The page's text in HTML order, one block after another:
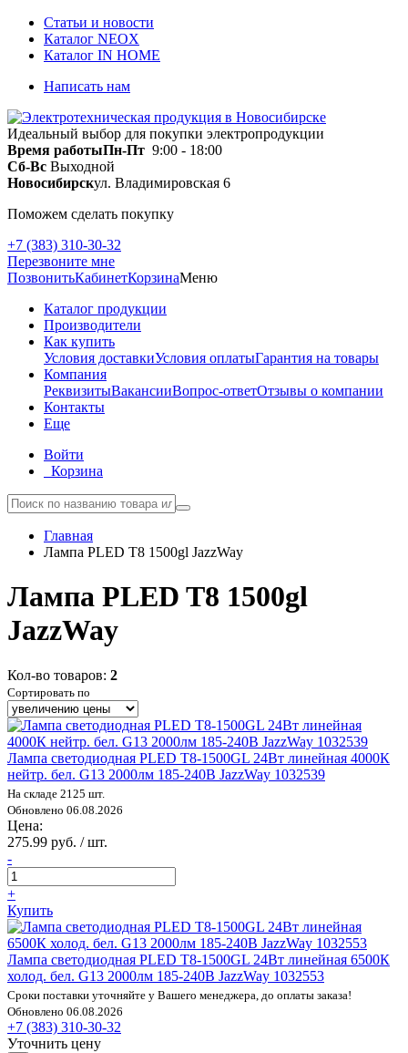
Статьи и новости
Каталог NEOX
Каталог IN HOME
Написать нам
Идеальный выбор для покупки электропродукции
Время работыПн-Пт 9:00 - 18:00
Сб-Вс Выходной
Новосибирскул. Владимировская 6
Поможем сделать покупку
+7 (383) 310-30-32
Перезвоните мне
ПозвонитьКабинетКорзинаМеню
Каталог продукции
Производители
Как купить
Условия доставкиУсловия оплатыГарантия на товары
Компания
РеквизитыВакансииВопрос-ответОтзывы о компании
Контакты
Еще
Войти
Корзина
Главная
Лампа PLED T8 1500gl JazzWay
Лампа PLED T8 1500gl
JazzWay
Кол-во товаров: 2
Сортировать по
Лампа светодиодная PLED T8-1500GL 24Вт линейная 4000К
нейтр. бел. G13 2000лм 185-240В JazzWay 1032539
На складе 2125 шт.
Обновлено 06.08.2026
Цена:
275.99 руб. / шт.
-
+
Купить
Лампа светодиодная PLED T8-1500GL 24Вт линейная 6500К
холод. бел. G13 2000лм 185-240В JazzWay 1032553
Сроки поставки уточняйте у Вашего менеджера, до оплаты заказа!
Обновлено 06.08.2026
+7 (383) 310-30-32
Уточнить цену